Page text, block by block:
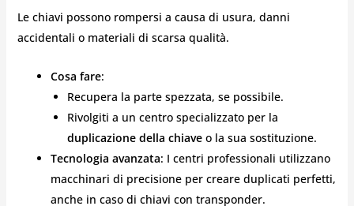
Le chiavi possono rompersi a causa di usura, danni
accidentali o materiali di scarsa qualità.
Cosa fare:
Recupera la parte spezzata, se possibile.
Rivolgiti a un centro specializzato per la
duplicazione della chiaveo la sua sostituzione.
Tecnologia avanzata: I centri professionali utilizzano
macchinari di precisione per creare duplicati perfetti,
anche in caso di chiavi con transponder.